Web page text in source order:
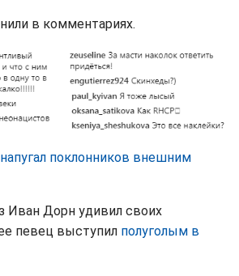
в комментариях.
поклонников внешним
Иван Дорн удивил своих
певец выступил полуголым в